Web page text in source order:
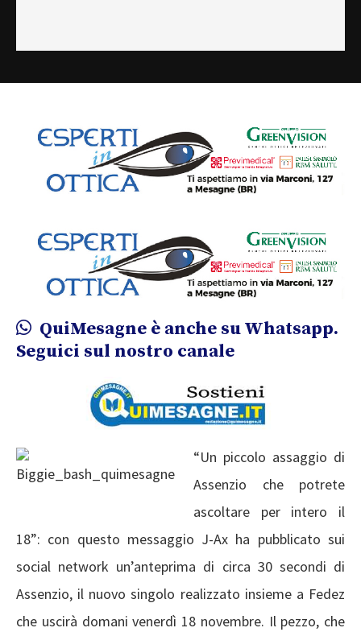
QuiMesagne è anche su Whatsapp.
Seguici sul nostro canale
“Un piccolo assaggio di
Assenzio che potrete
ascoltare per intero il
18”: con questo messaggio J-Ax ha pubblicato sui
social network un’anteprima di circa 30 secondi di
Assenzio, il nuovo singolo realizzato insieme a Fedez
che uscirà domani venerdì 18 novembre. Il pezzo, che